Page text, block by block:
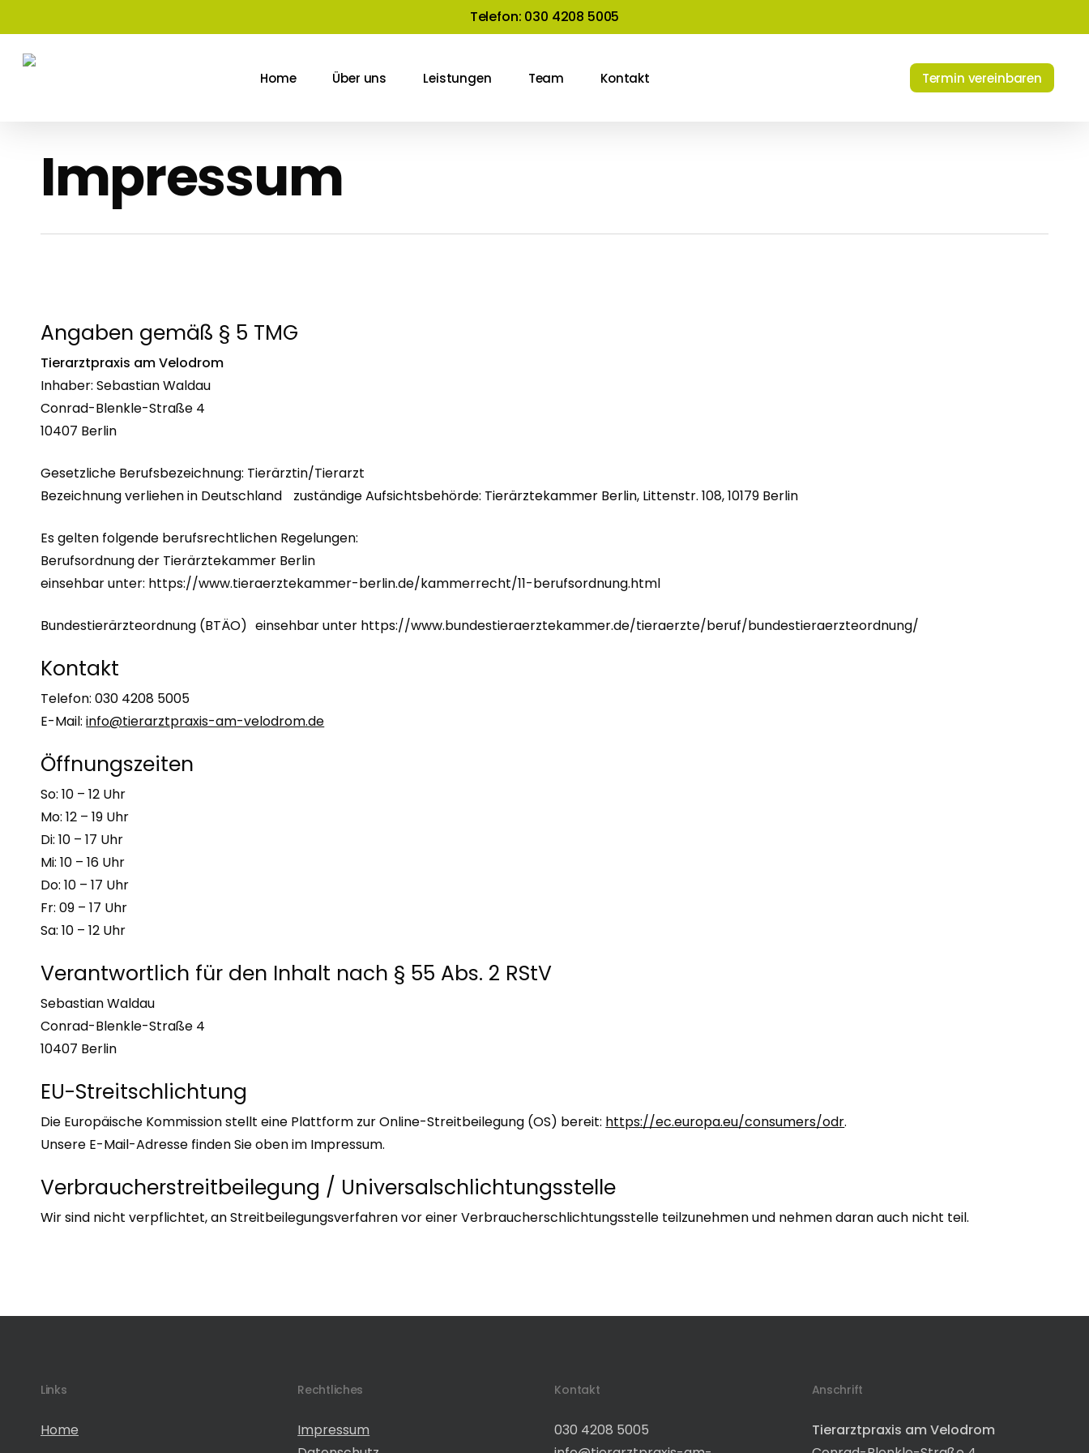
to
main
Telefon: 030 4208 5005
Home Über uns Leistungen Team Kontakt Termin vereinbaren
Impressum
Angaben gemäß § 5 TMG
Tierarztpraxis am Velodrom
Inhaber: Sebastian Waldau
Conrad-Blenkle-Straße 4
10407 Berlin
Gesetzliche Berufsbezeichnung: Tierärztin/Tierarzt
Bezeichnung verliehen in Deutschland zuständige Aufsichtsbehörde: Tierärztekammer Berlin, Littenstr. 108, 10179 Berlin
Es gelten folgende berufsrechtlichen Regelungen:
Berufsordnung der Tierärztekammer Berlin
einsehbar unter: https://www.tieraerztekammer-berlin.de/kammerrecht/11-berufsordnung.html
Bundestierärzteordnung (BTÄO) einsehbar unter https://www.bundestieraerztekammer.de/tieraerzte/beruf/bundestieraerzteordnung/
Kontakt
Telefon: 030 4208 5005
E-Mail:info@tierarztpraxis-am-velodrom.de
Öffnungszeiten
So: 10 – 12 Uhr
Mo: 12 – 19 Uhr
Di: 10 – 17 Uhr
Mi: 10 – 16 Uhr
Do: 10 – 17 Uhr
Fr: 09 – 17 Uhr
Sa: 10 – 12 Uhr
Verantwortlich für den Inhalt nach § 55 Abs. 2 RStV
Sebastian Waldau
Conrad-Blenkle-Straße 4
10407 Berlin
EU-Streitschlichtung
Die Europäische Kommission stellt eine Plattform zur Online-Streitbeilegung (OS) bereit: https://ec.europa.eu/consumers/odr.
Unsere E-Mail-Adresse finden Sie oben im Impressum.
Verbraucherstreitbeilegung / Universalschlichtungsstelle
Wir sind nicht verpflichtet, an Streitbeilegungsverfahren vor einer Verbraucherschlichtungsstelle teilzunehmen und nehmen daran auch nicht teil.
Links
Home
Rechtliches
Impressum
Kontakt
030 4208 5005
Anschrift
Tierarztpraxis am Velodrom